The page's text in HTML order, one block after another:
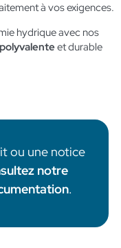
à vos exigences.
hydrique avec nos
et durable
ou une notice
notre
.